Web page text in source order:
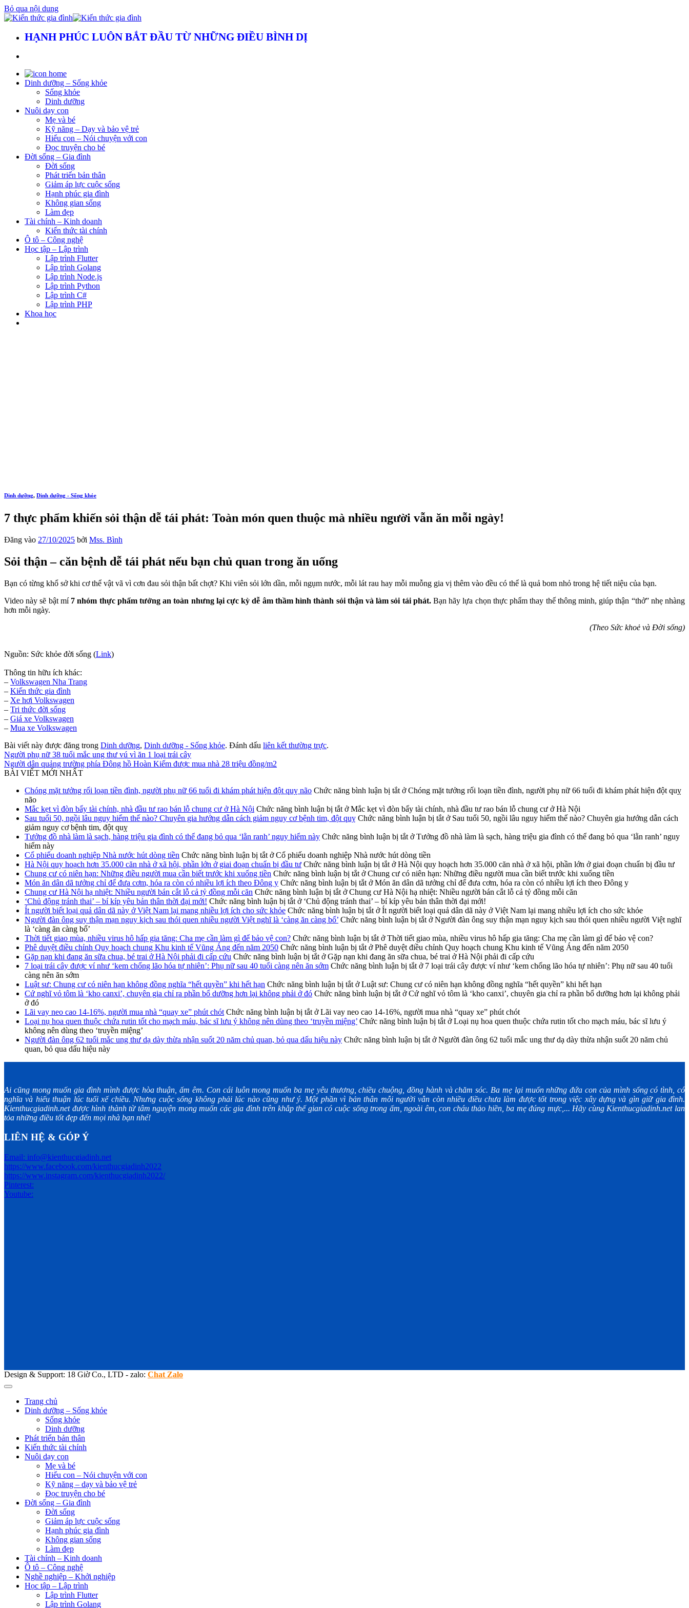
Bỏ qua nội dung
HẠNH PHÚC LUÔN BẮT ĐẦU TỪ NHỮNG ĐIỀU BÌNH DỊ
Dinh dưỡng – Sống khỏe
Sống khỏe
Dinh dưỡng
Nuôi dạy con
Mẹ và bé
Kỹ năng – Dạy và bảo vệ trẻ
Hiểu con – Nói chuyện với con
Đọc truyện cho bé
Đời sống – Gia đình
Đời sống
Phát triển bản thân
Giảm áp lực cuộc sống
Hạnh phúc gia đình
Không gian sống
Làm đẹp
Tài chính – Kinh doanh
Kiến thức tài chính
Ô tô – Công nghệ
Học tập – Lập trình
Lập trình Flutter
Lập trình Golang
Lập trình Node.js
Lập trình Python
Lập trình C#
Lập trình PHP
Khoa học
Dinh dưỡng, Dinh dưỡng - Sống khỏe
7 thực phẩm khiến sỏi thận dễ tái phát: Toàn món quen thuộc mà nhiều người vẫn ăn mỗi ngày!
Đăng vào 27/10/2025 bởi Mss. Bình
Sỏi thận – căn bệnh dễ tái phát nếu bạn chủ quan trong ăn uống
Bạn có từng khổ sở khi cơ thể vật vã vì cơn đau sỏi thận bất chợt? Khi viên sỏi lớn dần, mỗi ngụm nước, mỗi lát rau hay mỗi muỗng gia vị thêm vào đều có thể là quả bom nhỏ trong hệ tiết niệu của bạn.
Video này sẽ bật mí 7 nhóm thực phẩm tưởng an toàn nhưng lại cực kỳ dễ âm thầm hình thành sỏi thận và làm sỏi tái phát.Bạn hãy lựa chọn thực phẩm thay thế thông minh, giúp thận “thở” nhẹ nhàng
hơn mỗi ngày.
(Theo Sức khoẻ và Đời sống)
Nguồn: Sức khỏe đời sống (Link)
Thông tin hữu ích khác:
– Volkswagen Nha Trang
– Kiến thức gia đình
– Xe hơi Volkswagen
– Tri thức đời sống
– Giá xe Volkswagen
– Mua xe Volkswagen
Bài viết này được đăng trong Dinh dưỡng, Dinh dưỡng - Sống khỏe. Đánh dấu liên kết thường trực.
Người phụ nữ 38 tuổi mắc ung thư vú vì ăn 1 loại trái cây
Người dân quảng trường phía Đông hồ Hoàn Kiếm được mua nhà 28 triệu đồng/m2
BÀI VIẾT MỚI NHẤT
Chóng mặt tưởng rối loạn tiền đình, người phụ nữ 66 tuổi đi khám phát hiện đột quỵ não Chức năng bình luận bị tắt ở Chóng mặt tưởng rối loạn tiền đình, người phụ nữ 66 tuổi đi khám phát hiện đột quỵ
não
Mắc kẹt vì đòn bẩy tài chính, nhà đầu tư rao bán lỗ chung cư ở Hà Nội Chức năng bình luận bị tắt ở Mắc kẹt vì đòn bẩy tài chính, nhà đầu tư rao bán lỗ chung cư ở Hà Nội
Sau tuổi 50, ngồi lâu nguy hiểm thế nào? Chuyên gia hướng dẫn cách giảm nguy cơ bệnh tim, đột quỵ Chức năng bình luận bị tắt ở Sau tuổi 50, ngồi lâu nguy hiểm thế nào? Chuyên gia hướng dẫn cách
giảm nguy cơ bệnh tim, đột quỵ
Tưởng đồ nhà làm là sạch, hàng triệu gia đình có thể đang bỏ qua ‘lằn ranh’ nguy hiểm này Chức năng bình luận bị tắt ở Tưởng đồ nhà làm là sạch, hàng triệu gia đình có thể đang bỏ qua ‘lằn ranh’ nguy
hiểm này
Cổ phiếu doanh nghiệp Nhà nước hút dòng tiền Chức năng bình luận bị tắt ở Cổ phiếu doanh nghiệp Nhà nước hút dòng tiền
Hà Nội quy hoạch hơn 35.000 căn nhà ở xã hội, phần lớn ở giai đoạn chuẩn bị đầu tư Chức năng bình luận bị tắt ở Hà Nội quy hoạch hơn 35.000 căn nhà ở xã hội, phần lớn ở giai đoạn chuẩn bị đầu tư
Chung cư có niên hạn: Những điều người mua cần biết trước khi xuống tiền Chức năng bình luận bị tắt ở Chung cư có niên hạn: Những điều người mua cần biết trước khi xuống tiền
Món ăn dân dã tưởng chỉ để đưa cơm, hóa ra còn có nhiều lợi ích theo Đông y Chức năng bình luận bị tắt ở Món ăn dân dã tưởng chỉ để đưa cơm, hóa ra còn có nhiều lợi ích theo Đông y
Chung cư Hà Nội hạ nhiệt: Nhiều người bán cắt lỗ cả tỷ đồng mỗi căn Chức năng bình luận bị tắt ở Chung cư Hà Nội hạ nhiệt: Nhiều người bán cắt lỗ cả tỷ đồng mỗi căn
‘Chủ động tránh thai’ – bí kíp yêu bản thân thời đại mới! Chức năng bình luận bị tắt ở ‘Chủ động tránh thai’ – bí kíp yêu bản thân thời đại mới!
Ít người biết loại quả dân dã này ở Việt Nam lại mang nhiều lợi ích cho sức khỏe Chức năng bình luận bị tắt ở Ít người biết loại quả dân dã này ở Việt Nam lại mang nhiều lợi ích cho sức khỏe
Người đàn ông suy thận mạn nguy kịch sau thói quen nhiều người Việt nghĩ là ‘càng ăn càng bổ’ Chức năng bình luận bị tắt ở Người đàn ông suy thận mạn nguy kịch sau thói quen nhiều người Việt nghĩ
là ‘càng ăn càng bổ’
Thời tiết giao mùa, nhiều virus hô hấp gia tăng: Cha mẹ cần làm gì để bảo vệ con? Chức năng bình luận bị tắt ở Thời tiết giao mùa, nhiều virus hô hấp gia tăng: Cha mẹ cần làm gì để bảo vệ con?
Phê duyệt điều chỉnh Quy hoạch chung Khu kinh tế Vũng Áng đến năm 2050 Chức năng bình luận bị tắt ở Phê duyệt điều chỉnh Quy hoạch chung Khu kinh tế Vũng Áng đến năm 2050
Gặp nạn khi đang ăn sữa chua, bé trai ở Hà Nội phải đi cấp cứu Chức năng bình luận bị tắt ở Gặp nạn khi đang ăn sữa chua, bé trai ở Hà Nội phải đi cấp cứu
7 loại trái cây được ví như ‘kem chống lão hóa tự nhiên’: Phụ nữ sau 40 tuổi càng nên ăn sớm Chức năng bình luận bị tắt ở 7 loại trái cây được ví như ‘kem chống lão hóa tự nhiên’: Phụ nữ sau 40 tuổi
càng nên ăn sớm
Luật sư: Chung cư có niên hạn không đồng nghĩa “hết quyền” khi hết hạn Chức năng bình luận bị tắt ở Luật sư: Chung cư có niên hạn không đồng nghĩa “hết quyền” khi hết hạn
Cứ nghĩ vỏ tôm là ‘kho canxi’, chuyên gia chỉ ra phần bổ dưỡng hơn lại không phải ở đó Chức năng bình luận bị tắt ở Cứ nghĩ vỏ tôm là ‘kho canxi’, chuyên gia chỉ ra phần bổ dưỡng hơn lại không phải
ở đó
Lãi vay neo cao 14-16%, người mua nhà “quay xe” phút chót Chức năng bình luận bị tắt ở Lãi vay neo cao 14-16%, người mua nhà “quay xe” phút chót
Loại nụ hoa quen thuộc chứa rutin tốt cho mạch máu, bác sĩ lưu ý không nên dùng theo ‘truyền miệng’ Chức năng bình luận bị tắt ở Loại nụ hoa quen thuộc chứa rutin tốt cho mạch máu, bác sĩ lưu ý
không nên dùng theo ‘truyền miệng’
Người đàn ông 62 tuổi mắc ung thư dạ dày thừa nhận suốt 20 năm chủ quan, bỏ qua dấu hiệu này Chức năng bình luận bị tắt ở Người đàn ông 62 tuổi mắc ung thư dạ dày thừa nhận suốt 20 năm chủ
quan, bỏ qua dấu hiệu này
Ai cũng mong muốn gia đình mình được hòa thuận, ấm êm. Con cái luôn mong muốn ba mẹ yêu thương, chiều chuộng, đồng hành và chăm sóc. Ba mẹ lại muốn những đứa con của mình sống có tình, có
nghĩa và hiếu thuận lúc tuổi xế chiều. Nhưng cuộc sống không phải lúc nào cũng như ý. Một phần vì bản thân mỗi người vẫn còn nhiều điều chưa làm được tốt trong việc xây dựng và gìn giữ gia đình.
Kienthucgiadinh.net được hình thành từ tâm nguyện mong muốn các gia đình trên khắp thế gian có cuộc sống trong ấm, ngoài êm, con cháu thảo hiền, ba mẹ đúng mực,... Hãy cùng Kienthucgiadinh.net lan
tỏa những điều tốt đẹp đến mọi nhà bạn nhé!
LIÊN HỆ & GÓP Ý
Email: info@kienthucgiadinh.net
https://www.facebook.com/kienthucgiadinh2022
https://www.instagram.com/kienthucgiadinh2022/
Pinterest:
Youtube:
Design & Support: 18 Giờ Co., LTD - zalo: Chat Zalo
Trang chủ
Dinh dưỡng – Sống khỏe
Sống khỏe
Dinh dưỡng
Phát triển bản thân
Kiến thức tài chính
Nuôi dạy con
Mẹ và bé
Hiểu con – Nói chuyện với con
Kỹ năng – dạy và bảo vệ trẻ
Đọc truyện cho bé
Đời sống – Gia đình
Đời sống
Giảm áp lực cuộc sống
Hạnh phúc gia đình
Không gian sống
Làm đẹp
Tài chính – Kinh doanh
Ô tô – Công nghệ
Nghề nghiệp – Khởi nghiệp
Học tập – Lập trình
Lập trình Flutter
Lập trình Golang